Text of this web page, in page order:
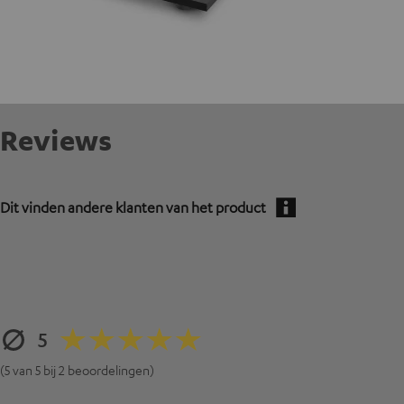
Reviews
Dit vinden andere klanten van het product
5
(5 van 5 bij 2 beoordelingen)